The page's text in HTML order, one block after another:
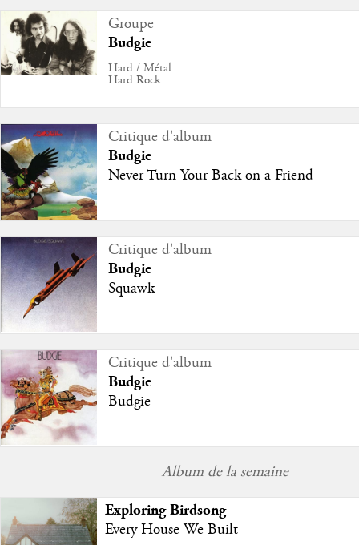
Groupe
Budgie
Hard / Métal
Hard Rock
Critique d'album
Budgie
Never Turn Your Back on a Friend
Critique d'album
Budgie
Squawk
Critique d'album
Budgie
Budgie
Album de la semaine
Exploring Birdsong
Every House We Built